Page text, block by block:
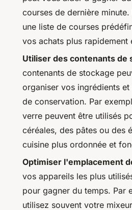
courses de dernière
une liste de courses
vos achats plus rapidement
Utiliser des contenants de
contenants de stockage
organiser vos ingrédients
de conservation. Par
verre peuvent être utilisés
céréales, des pâtes ou des
cuisine plus ordonnée et
Optimiser l'emplacement
vos appareils les plus
pour gagner du temps. Par
utilisez souvent votre